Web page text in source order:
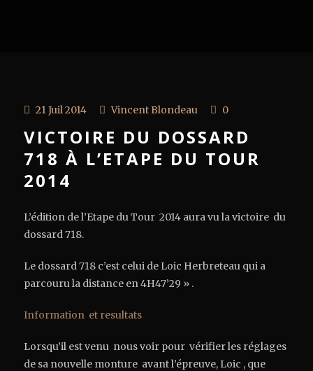
21 Juil 2014 Vincent Blondeau 0
VICTOIRE DU DOSSARD
718 À L’ETAPE DU TOUR
2014
L’édition de l’Etape du Tour 2014 aura vu la victoire du
dossard 718.
Le dossard 718 c’est celui de Loic Herbreteau qui a
parcouru la distance en 4H47’29 » .
Information et resultats
Lorsqu’il est venu nous voir pour vérifier les réglages
de sa nouvelle monture avant l’épreuve, Loic , que